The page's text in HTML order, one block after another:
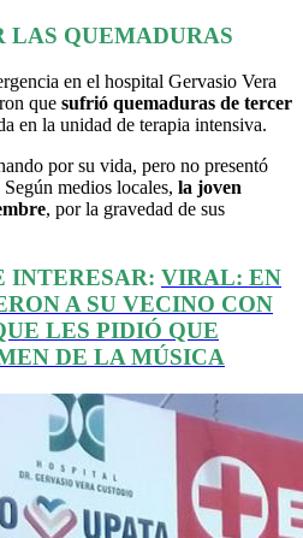
LAS QUEMADURAS
en el hospital Gervasio Vera
que sufrió quemaduras de tercer
en la unidad de terapia intensiva.
por su vida, pero no presentó
medios locales, la joven
, por la gravedad de sus
INTERESAR: VIRAL: EN
A SU VECINO CON
LES PIDIÓ QUE
DE LA MÚSICA